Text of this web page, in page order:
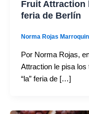
Fruit Attraction
feria de Berlín
Norma Rojas Marroquin
Por Norma Rojas,
Attraction le pisa
“la” feria de […]